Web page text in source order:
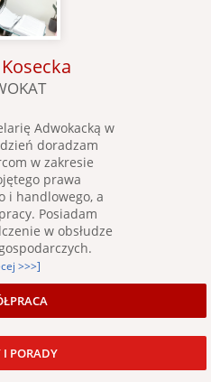
Adwokacką w
doradzam
w zakresie
prawa
i handlowego, a
Posiadam
w obsłudze
>>>]
I PORADY